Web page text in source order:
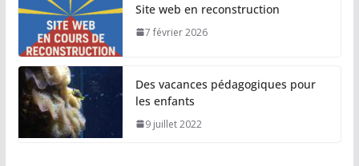
Site web en reconstruction
7 février 2026
Des vacances pédagogiques pour
les enfants
9 juillet 2022